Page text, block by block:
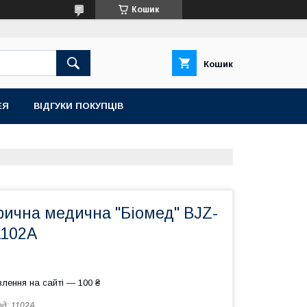
Кошик
Кошик
ВІДГУКИ ПОКУПЦІВ
медична "Біомед" BJZ-
на сайті — 100 ₴